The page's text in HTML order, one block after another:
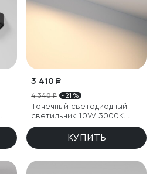
3 410 ₽
4 340 ₽ - 21 %
Точечный светодиодный
светильник 10W 3000K
белый/хром
КУПИТЬ